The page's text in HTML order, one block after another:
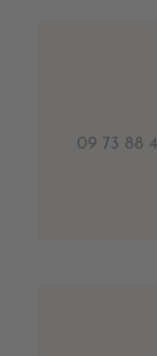
09 73 88